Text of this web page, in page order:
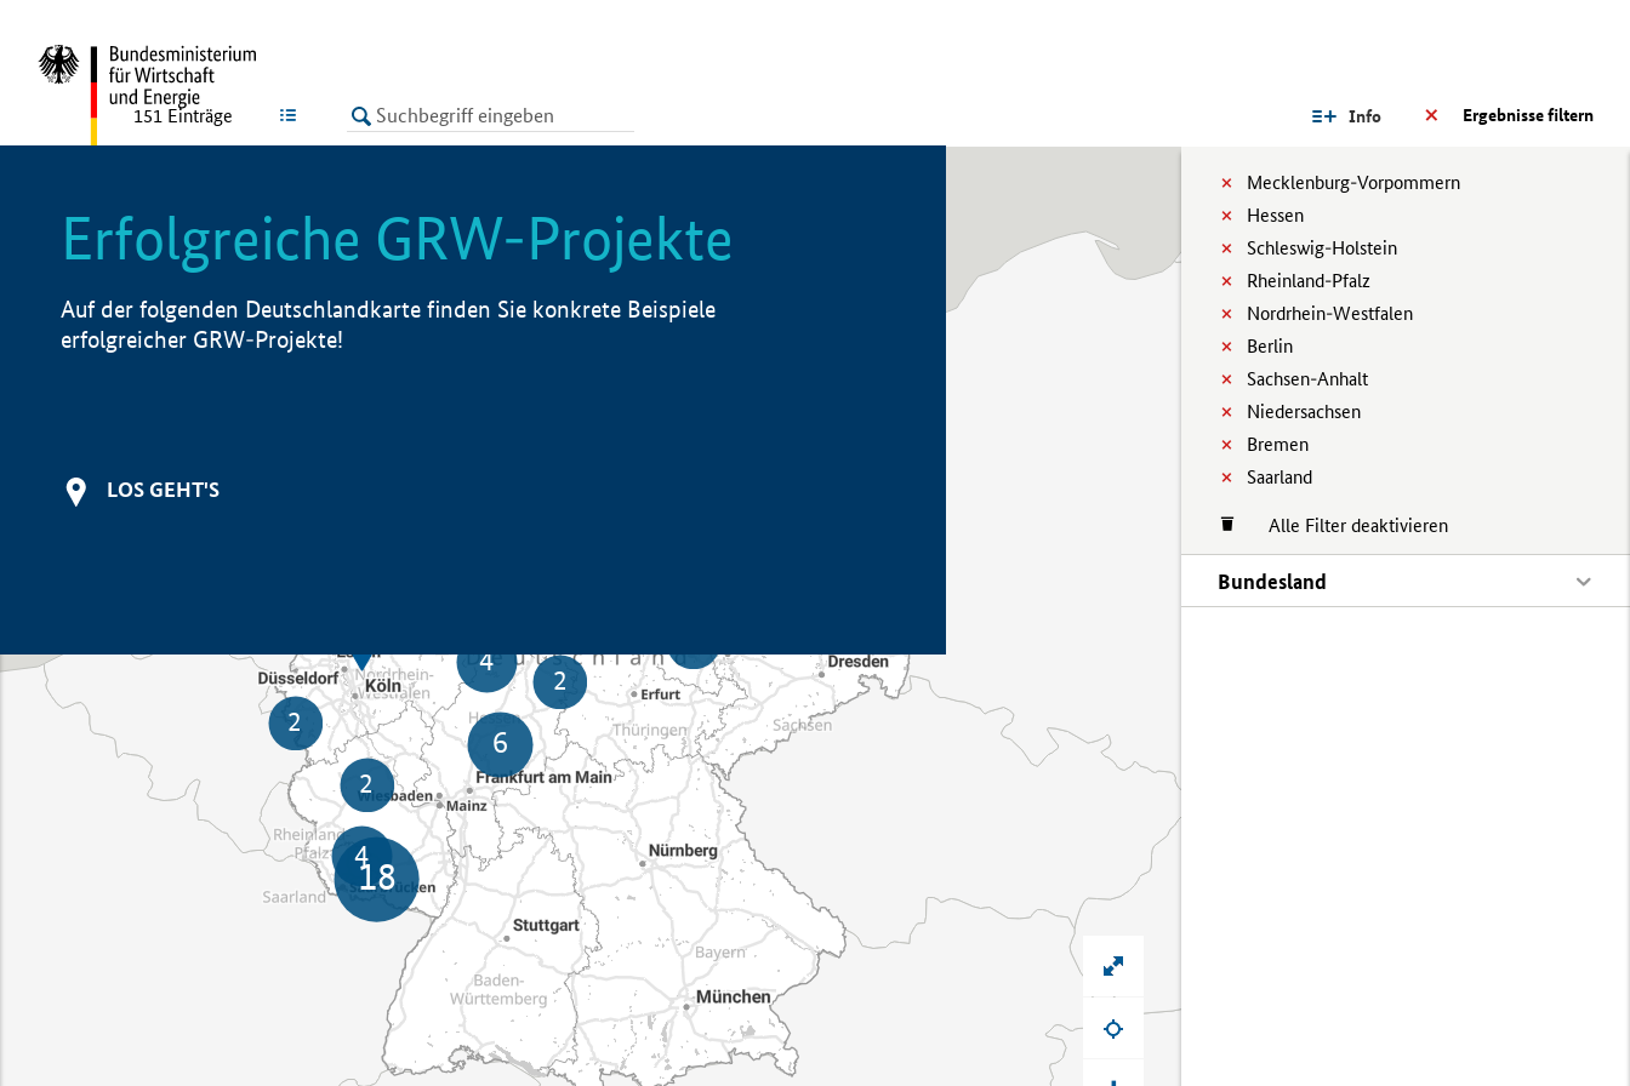
LISTE Ergebnisse filtern
Info
Mecklenburg-Vorpommern
Hessen
Schleswig-Holstein
Rheinland-Pfalz
Nordrhein-Westfalen
Berlin
Sachsen-Anhalt
Niedersachsen
Bremen
Saarland
Alle Filter deaktivieren
Bundesland
151 Einträge
Erfolgreiche GRW-Projekte
Auf der folgenden Deutschlandkarte finden Sie konkrete Beispiele
erfolgreicher GRW-Projekte!
LOS GEHT'S